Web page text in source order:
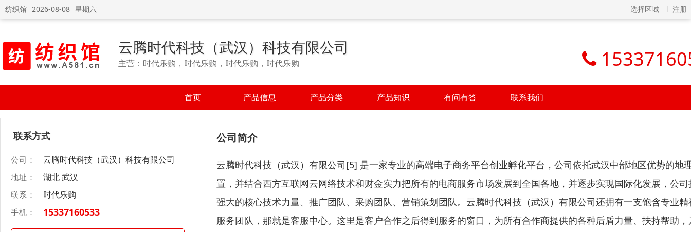
纺织馆 2026-08-08 星期六 选择区域 注册
云腾时代科技（武汉）科技有限公司
主营：时代乐购，时代乐购，时代乐购，时代乐购
首页 产品信息 产品分类 产品知识 有问有答 联系我们
联系方式
公司： 云腾时代科技（武汉）科技有限公司
地址： 湖北 武汉
联系： 时代乐购
手机： 15337160533
公司简介
云腾时代科技（武汉）有限公司[5] 是一家专业的高端电子商务平台创业孵化平台，公司依托武汉中部地区优势的地
置，并结合西方互联网云网络技术和财金实力把所有的电商服务市场发展到全国各地，并逐步实现国际化发展，公司
强大的核心技术力量、推广团队、采购团队、营销策划团队。云腾时代科技（武汉）有限公司还拥有一支饱含专业精
服务团队，那就是客服中心。这里是客户合作之后得到服务的窗口，为所有合作商提供的各种后盾力量、扶持帮助，